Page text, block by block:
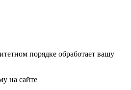
порядке обработает вашу
на сайте